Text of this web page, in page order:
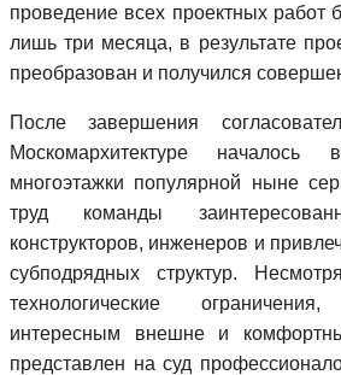
проведение всех проектных работ
лишь три месяца, в результате
преобразован и получился
После завершения
Москомархитектуре началось
многоэтажки популярной ныне
труд команды
конструкторов, инженеров и
субподрядных структур.
технологические
интересным внешне и
представлен на суд